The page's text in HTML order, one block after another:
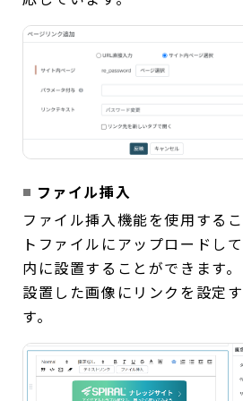
ファイル挿入
ファイル挿入機能を使用する
トファイルにアップロードし
内に設置することができます。
設置した画像にリンクを設定
す。